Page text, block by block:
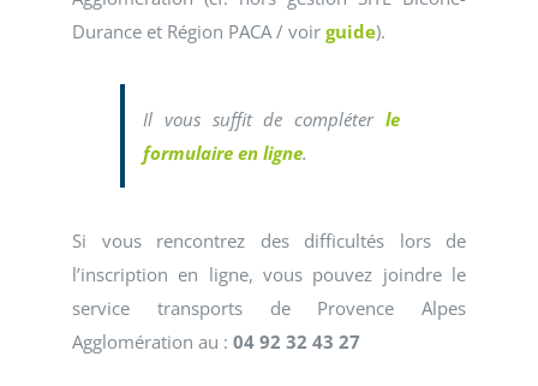
Durance et Région PACA / voir guide).
Il vous suffit de compléter le
formulaire en ligne.
Si vous rencontrez des difficultés lors de
l’inscription en ligne, vous pouvez joindre le
service transports de Provence Alpes
Agglomération au : 04 92 32 43 27